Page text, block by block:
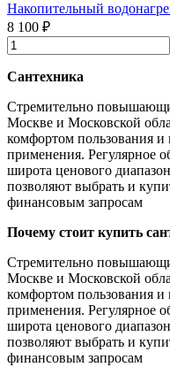
Накопительный
8 100 ₽
Сантехника
Стремительно
Москве и Московской
комфортом пользования
применения. Регулярное
широта ценового
позволяют выбрать и
финансовым запросам
Почему стоит купить
Стремительно
Москве и Московской
комфортом пользования
применения. Регулярное
широта ценового
позволяют выбрать и
финансовым запросам